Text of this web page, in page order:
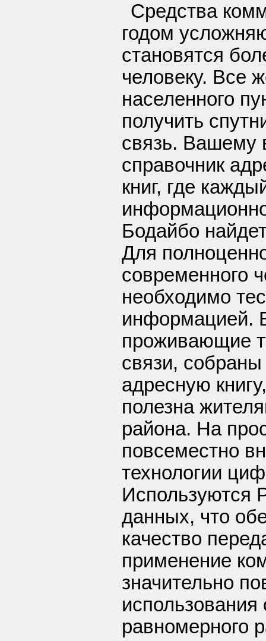
Средства
годом
становятся
человеку. Все
населенного
получить
связь. Вашему
справочник
книг, где
Бодайбо
Для
современного
необходимо
информацией.
проживающие
связи,
адресную
полезна
района. На
повсеместно
технологии
Используются
данных, что
качество
применение
значительно
использования
равномерного